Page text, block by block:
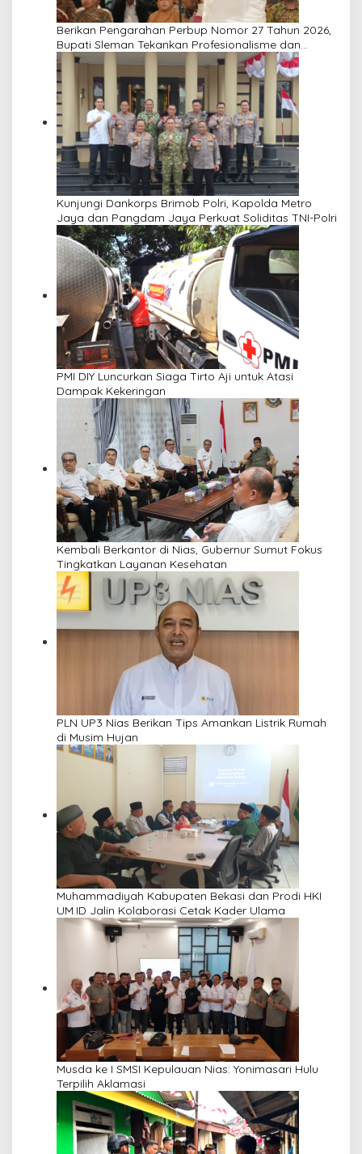
Berikan Pengarahan Perbup Nomor 27 Tahun 2026,
Bupati Sleman Tekankan Profesionalisme dan
Pelayanan Masyarakat
Kunjungi Dankorps Brimob Polri, Kapolda Metro
Jaya dan Pangdam Jaya Perkuat Soliditas TNI-Polri
PMI DIY Luncurkan Siaga Tirto Aji untuk Atasi
Dampak Kekeringan
Kembali Berkantor di Nias, Gubernur Sumut Fokus
Tingkatkan Layanan Kesehatan
PLN UP3 Nias Berikan Tips Amankan Listrik Rumah
di Musim Hujan
Muhammadiyah Kabupaten Bekasi dan Prodi HKI
UM.ID Jalin Kolaborasi Cetak Kader Ulama
Musda ke I SMSI Kepulauan Nias: Yonimasari Hulu
Terpilih Aklamasi